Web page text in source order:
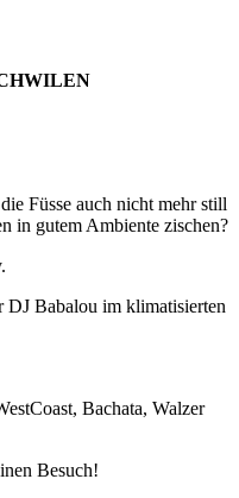
Füsse auch nicht mehr still
in gutem Ambiente zischen?
Babalou im klimatisierten
Bachata, Walzer
Besuch!